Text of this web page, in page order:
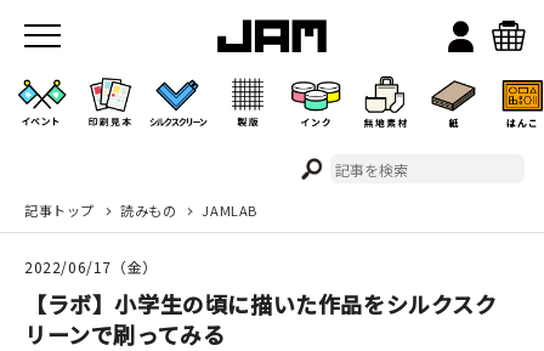
JAMのこと
お店/ワークスペース
記事トップ 読みもの JAMLAB
2022/06/17（金）
【ラボ】小学生の頃に描いた作品をシルクスク
リーンで刷ってみる